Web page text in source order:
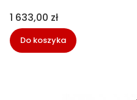
Cena
1 633,00 zł
Do koszyka